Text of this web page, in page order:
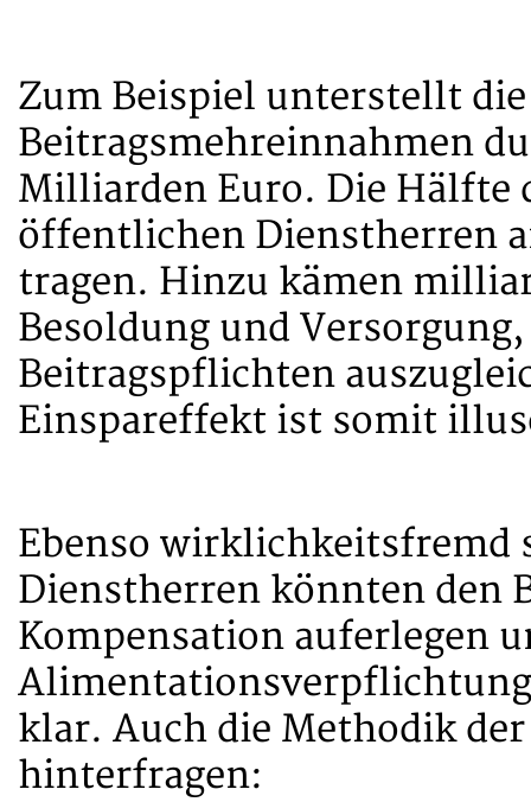
Zum Beispiel unterstellt
Beitragsmehreinnahmen
Milliarden Euro. Die Hälfte
öffentlichen Dienstherren
tragen. Hinzu kämen
Besoldung und
Beitragspflichten
Einspareffekt ist somit
Ebenso wirklichkeitsfremd
Dienstherren könnten den
Kompensation auferlegen
klar. Auch die Methodik
hinterfragen: